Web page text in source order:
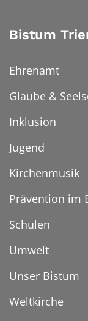
Bistum
Ehrenamt
Glaube &
Inklusion
Jugend
Kirchenmusik
Prävention im
Schulen
Umwelt
Unser Bistum
Weltkirche